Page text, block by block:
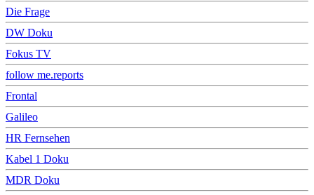
Die Frage
DW Doku
Fokus TV
follow me.reports
Frontal
Galileo
HR Fernsehen
Kabel 1 Doku
MDR Doku